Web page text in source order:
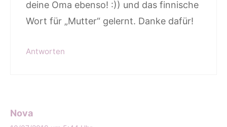
deine Oma ebenso! :)) und das finnische
Wort für „Mutter“ gelernt. Danke dafür!
Antworten
Nova